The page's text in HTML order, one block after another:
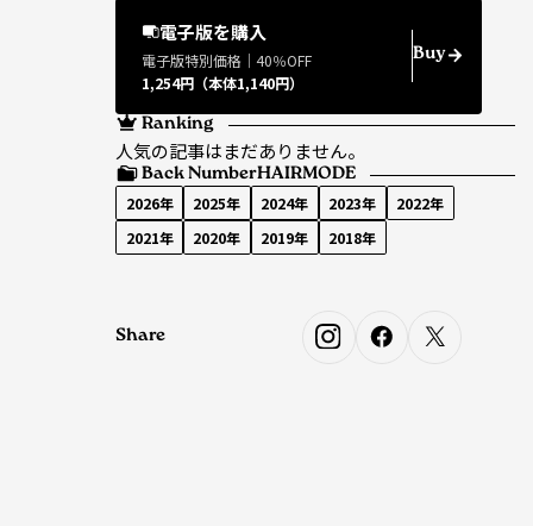
電子版を購入
電子版特別価格｜40％OFF
1,254円（本体1,140円）
Buy
Ranking
人気の記事はまだありません。
Back NumberHAIRMODE
2026年 2025年 2024年 2023年
2022年
2021年
2020年 2019年 2018年
Share